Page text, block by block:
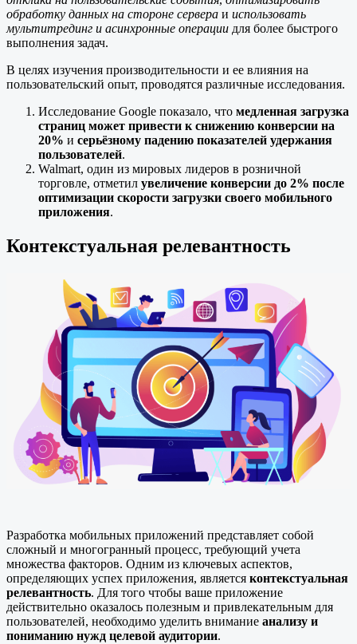
обработку данных на стороне сервера и использовать
мультитрединг и асинхронные операции для более быстрого
выполнения задач.
В целях изучения производительности и ее влияния на
пользовательский опыт, проводятся различные исследования.
Исследование Google показало, что медленная загрузка
страниц может привести к снижению конверсии на
20% и серьёзному падению показателей удержания
пользователей.
Walmart, один из мировых лидеров в розничной
торговле, отметил увеличение конверсии до 2% после
оптимизации скорости загрузки своего мобильного
приложения.
Контекстуальная релевантность
Разработка мобильных приложений представляет собой
сложный и многогранный процесс, требующий учета
множества факторов. Одним из ключевых аспектов,
определяющих успех приложения, является контекстуальная
релевантность. Для того чтобы ваше приложение
действительно оказалось полезным и привлекательным для
пользователей, необходимо уделить внимание анализу и
пониманию нужд целевой аудитории.